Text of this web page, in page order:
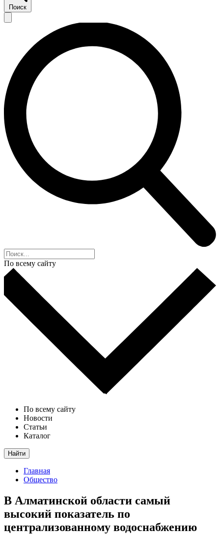
Поиск
По всему сайту
По всему сайту
Новости
Статьи
Каталог
Найти
Главная
Общество
В Алматинской области самый
высокий показатель по
централизованному водоснабжению